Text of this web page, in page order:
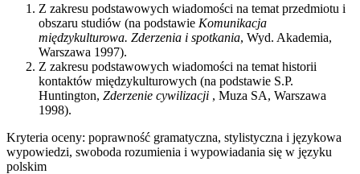
Z zakresu podstawowych wiadomości na temat przedmiotu i
obszaru studiów (na podstawie Komunikacja
międzykulturowa. Zderzenia i spotkania, Wyd. Akademia,
Warszawa 1997).
Z zakresu podstawowych wiadomości na temat historii
kontaktów międzykulturowych (na podstawie S.P.
Huntington, Zderzenie cywilizacji , Muza SA, Warszawa
1998).
Kryteria oceny: poprawność gramatyczna, stylistyczna i językowa
wypowiedzi, swoboda rozumienia i wypowiadania się w języku
polskim